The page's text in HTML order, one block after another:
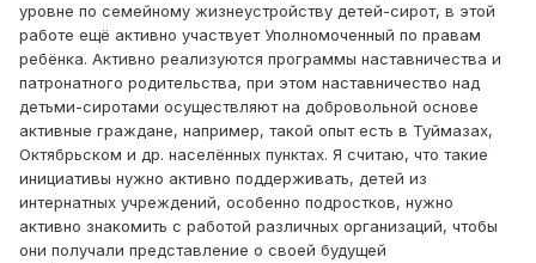
уровне по семейному жизнеустройству детей-сирот, в этой
работе ещё активно участвует Уполномоченный по правам
ребёнка. Активно реализуются программы наставничества и
патронатного родительства, при этом наставничество над
детьми-сиротами осуществляют на добровольной основе
активные граждане, например, такой опыт есть в Туймазах,
Октябрьском и др. населённых пунктах. Я считаю, что такие
инициативы нужно активно поддерживать, детей из
интернатных учреждений, особенно подростков, нужно
активно знакомить с работой различных организаций, чтобы
они получали представление о своей будущей